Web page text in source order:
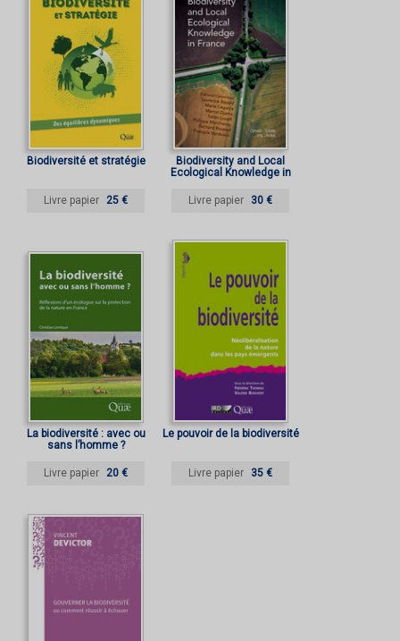
Biodiversité et stratégie
Livre papier 25 €
Biodiversity and Local
Ecological Knowledge in
Livre papier
30 €
La biodiversité : avec ou
sans l’homme ?
Livre papier 20 €
Le pouvoir de la biodiversité
Livre papier 35 €